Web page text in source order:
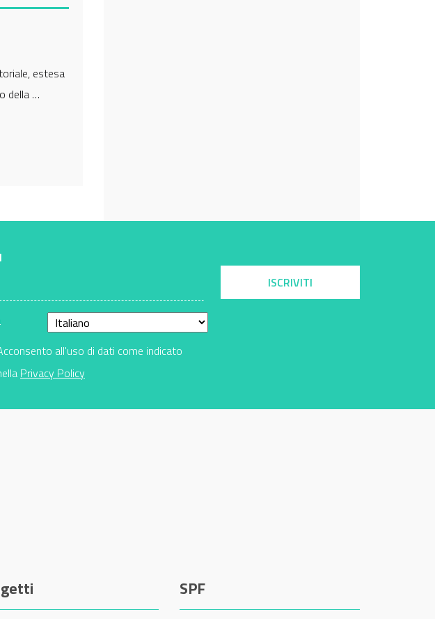
estesa
della …
all'uso di dati come indicato
Privacy Policy
ISCRIVITI
SPF